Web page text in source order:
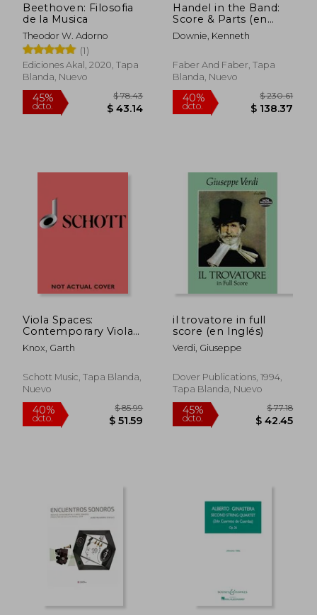
45%
dcto.
Beethoven: Filosofia
de la Musica
Theodor W. Adorno
(1)
Ediciones Akal, 2020, Tapa
Blanda, Nuevo
45%
Handel in the Band:
Score & Parts (en
Inglés)
Downie, Kenneth
Faber And Faber, Tapa
Blanda, Nuevo
40%
Viola Spaces:
Contemporary Viola
Studies, Volume 1 (en
Inglés)
Knox, Garth
Schott Music, Tapa Blanda,
Nuevo
il trovatore in full
score (en Inglés)
Verdi, Giuseppe
Dover Publications, 1994,
Tapa Blanda, Nuevo